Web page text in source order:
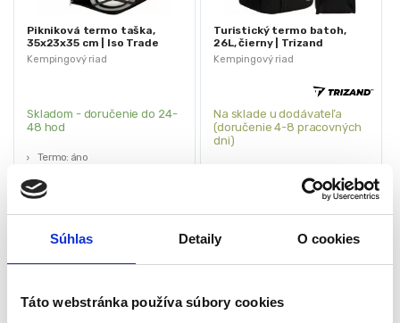
Súhlas Detaily O cookies
Táto webstránka používa súbory cookies
Kempingový riad
Pikniková termo taška,
35x23x35 cm | Iso Trade
Skladom - doručenie do 24-
48 hod
Termo: áno
Vodotesné zvnútra: áno
Rozmery: 35/23/35cm
14,00€
★★★★★
Kempingový riad
Turistický termo batoh,
26L, čierny | Trizand
Na sklade u dodávateľa
(doručenie 4-8 pracovných
dni)
Rozmery: 43 x 32 x 20 cm
polyester, PEVA, nylon, PP, železo
15,00€
23,00
★★★★★